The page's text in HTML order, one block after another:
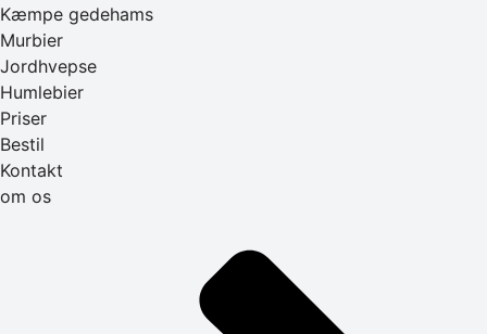
Kæmpe gedehams
Murbier
Jordhvepse
Humlebier
Priser
Bestil
Kontakt
om os